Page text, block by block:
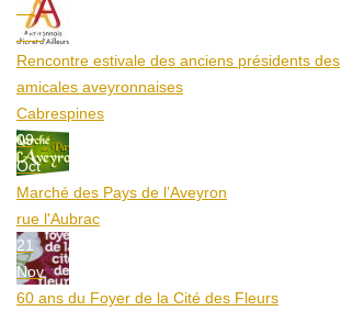
25
Aoû
Rencontre estivale des anciens présidents des
amicales aveyronnaises
Cabrespines
09
Oct
Marché des Pays de l’Aveyron
rue l'Aubrac
21
Nov
60 ans du Foyer de la Cité des Fleurs